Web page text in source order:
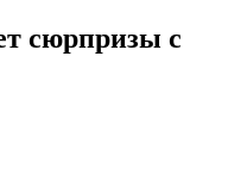
сюрпризы с